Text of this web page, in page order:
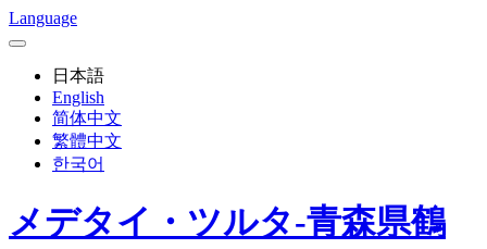
Language
日本語
English
简体中文
繁體中文
한국어
メデタイ・ツルタ-青森県鶴